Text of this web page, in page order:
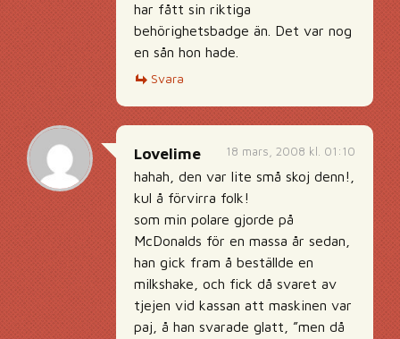
har fått sin riktiga
behörighetsbadge än. Det var nog
en sån hon hade.
Svara
18 mars, 2008 kl. 01:10
Lovelime
hahah, den var lite små skoj denn!,
kul å förvirra folk!
som min polare gjorde på
McDonalds för en massa år sedan,
han gick fram å beställde en
milkshake, och fick då svaret av
tjejen vid kassan att maskinen var
paj, å han svarade glatt, ”men då